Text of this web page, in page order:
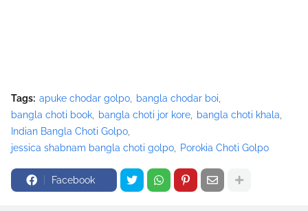
Tags: apuke chodar golpo
bangla chodar boi
bangla choti book
bangla choti jor kore
bangla choti khala
Indian Bangla Choti Golpo
jessica shabnam bangla choti golpo
Porokia Choti Golpo
Facebook